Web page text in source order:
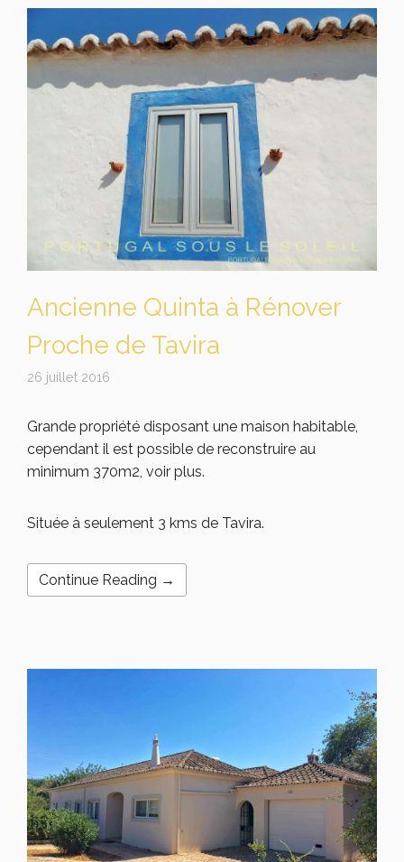
Ancienne Quinta à Rénover
Proche de Tavira
26 juillet 2016
Grande propriété disposant une maison habitable,
cependant il est possible de reconstruire au
minimum 370m2, voir plus.
Située à seulement 3 kms de Tavira.
Continue Reading →